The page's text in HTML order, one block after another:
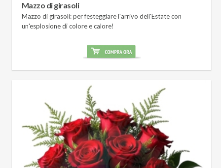
Mazzo di girasoli
Mazzo di girasoli: per festeggiare l'arrivo dell'Estate con
un'esplosione di colore e calore!